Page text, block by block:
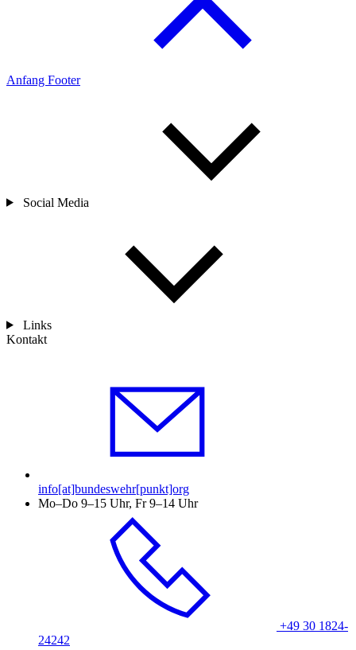
Anfang Footer
Social Media
Links
Kontakt
info[at]bundeswehr[punkt]org
Mo–Do 9–15 Uhr, Fr 9–14 Uhr
+49 30 1824-
24242